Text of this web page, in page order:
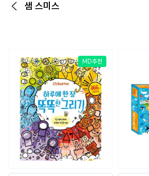
뒤로가기
샘 스미스
MD추천